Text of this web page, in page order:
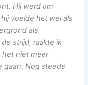
Hij werd om
voelde het wel als
als
strijd, raakte ik
het niet meer
gaan. Nog steeds